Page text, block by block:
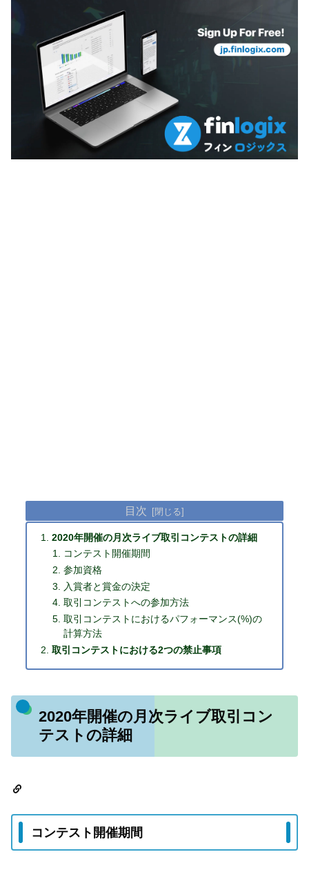
目次
2020年開催の月次ライブ取引コンテストの詳細
コンテスト開催期間
参加資格
入賞者と賞金の決定
取引コンテストへの参加方法
取引コンテストにおけるパフォーマンス(%)の
計算方法
取引コンテストにおける2つの禁止事項
2020年開催の月次ライブ取引コン
テストの詳細
コンテスト開催期間